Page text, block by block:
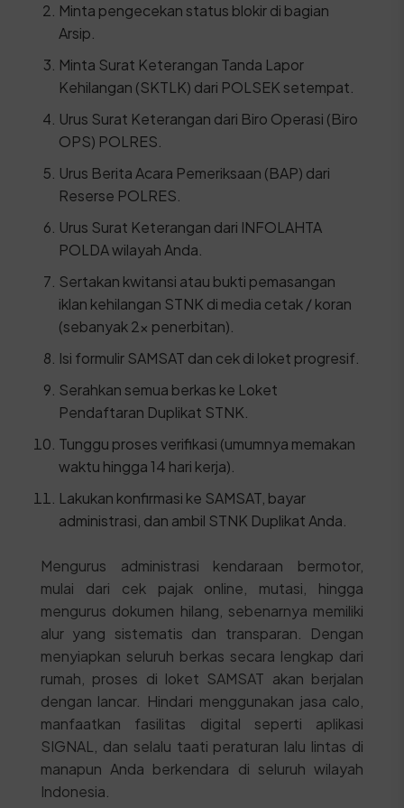
Minta pengecekan status blokir di bagian
Arsip.
Minta Surat Keterangan Tanda Lapor
Kehilangan (SKTLK) dari POLSEK setempat.
Urus Surat Keterangan dari Biro Operasi (Biro
OPS) POLRES.
Urus Berita Acara Pemeriksaan (BAP) dari
Reserse POLRES.
Urus Surat Keterangan dari INFOLAHTA
POLDA wilayah Anda.
Sertakan kwitansi atau bukti pemasangan
iklan kehilangan STNK di media cetak / koran
(sebanyak 2x penerbitan).
Isi formulir SAMSAT dan cek di loket progresif.
Serahkan semua berkas ke Loket
Pendaftaran Duplikat STNK.
Tunggu proses verifikasi (umumnya memakan
waktu hingga 14 hari kerja).
Lakukan konfirmasi ke SAMSAT, bayar
administrasi, dan ambil STNK Duplikat Anda.
Mengurus administrasi kendaraan bermotor,
mulai dari cek pajak online, mutasi, hingga
mengurus dokumen hilang, sebenarnya memiliki
alur yang sistematis dan transparan. Dengan
menyiapkan seluruh berkas secara lengkap dari
rumah, proses di loket SAMSAT akan berjalan
dengan lancar. Hindari menggunakan jasa calo,
manfaatkan fasilitas digital seperti aplikasi
SIGNAL, dan selalu taati peraturan lalu lintas di
manapun Anda berkendara di seluruh wilayah
Indonesia.